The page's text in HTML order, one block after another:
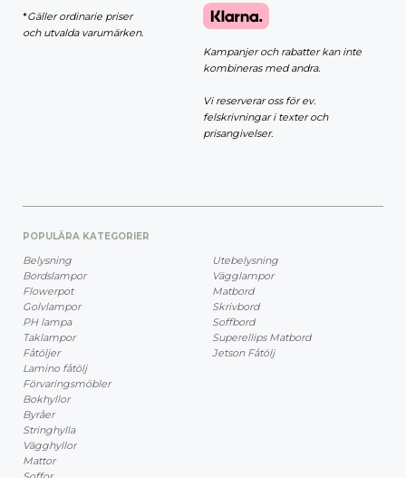
*Gäller ordinarie priser
och utvalda varumärken.
Kampanjer och rabatter kan inte
kombineras med andra.
Vi reserverar oss för ev.
felskrivningar i texter och
prisangivelser.
POPULÄRA KATEGORIER
Belysning
Bordslampor
Flowerpot
Golvlampor
PH lampa
Taklampor
Fåtöljer
Lamino fåtölj
Förvaringsmöbler
Bokhyllor
Byråer
Stringhylla
Vägghyllor
Mattor
Utebelysning
Vägglampor
Matbord
Skrivbord
Soffbord
Superellips Matbord
Jetson Fåtölj